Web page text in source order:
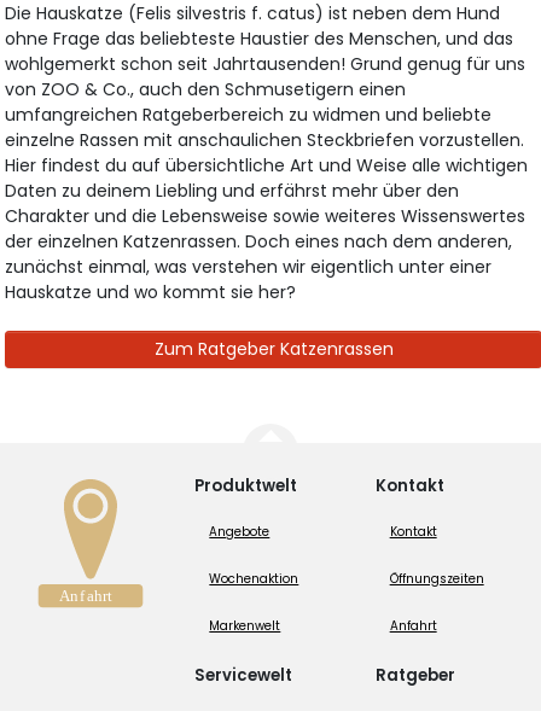
Die Hauskatze (Felis silvestris f. catus) ist neben dem Hund
ohne Frage das beliebteste Haustier des Menschen, und das
wohlgemerkt schon seit Jahrtausenden! Grund genug für uns
von ZOO & Co., auch den Schmusetigern einen
umfangreichen Ratgeberbereich zu widmen und beliebte
einzelne Rassen mit anschaulichen Steckbriefen vorzustellen.
Hier findest du auf übersichtliche Art und Weise alle wichtigen
Daten zu deinem Liebling und erfährst mehr über den
Charakter und die Lebensweise sowie weiteres Wissenswertes
der einzelnen Katzenrassen. Doch eines nach dem anderen,
zunächst einmal, was verstehen wir eigentlich unter einer
Hauskatze und wo kommt sie her?
Zum Ratgeber Katzenrassen
Produktwelt
Angebote
Wochenaktion
Markenwelt
Servicewelt
Kontakt
Kontakt
Öffnungszeiten
Anfahrt
Ratgeber